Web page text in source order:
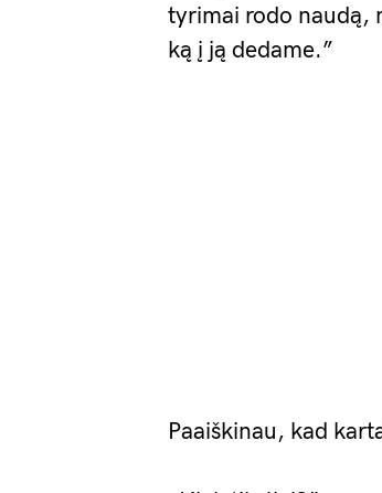
tyrimai rodo naudą,
ką į ją dedame.”
Paaiškinau, kad